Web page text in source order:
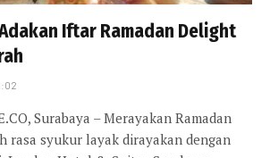
Iftar Ramadan Delight
Surabaya – Merayakan Ramadan
rasa syukur layak dirayakan dengan